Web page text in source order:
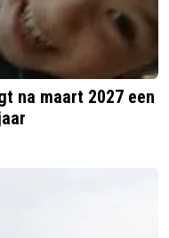
na maart 2027 een